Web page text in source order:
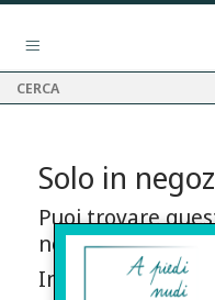
Solo in
Puoi trovare
nostri punti
Info contatti